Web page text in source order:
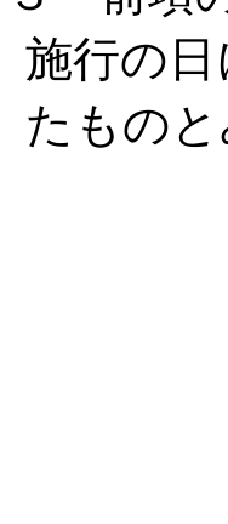
施行の
たものと